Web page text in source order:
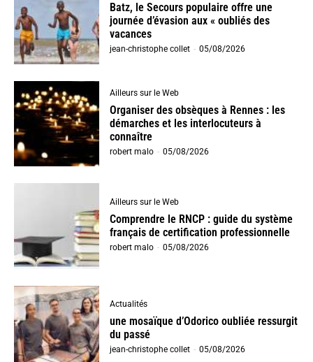
Batz, le Secours populaire offre une
journée d’évasion aux « oubliés des
vacances
jean-christophe collet - 05/08/2026
Ailleurs sur le Web
Organiser des obsèques à Rennes : les
démarches et les interlocuteurs à
connaître
robert malo - 05/08/2026
Ailleurs sur le Web
Comprendre le RNCP : guide du système
français de certification professionnelle
robert malo - 05/08/2026
Actualités
une mosaïque d’Odorico oubliée ressurgit
du passé
jean-christophe collet - 05/08/2026